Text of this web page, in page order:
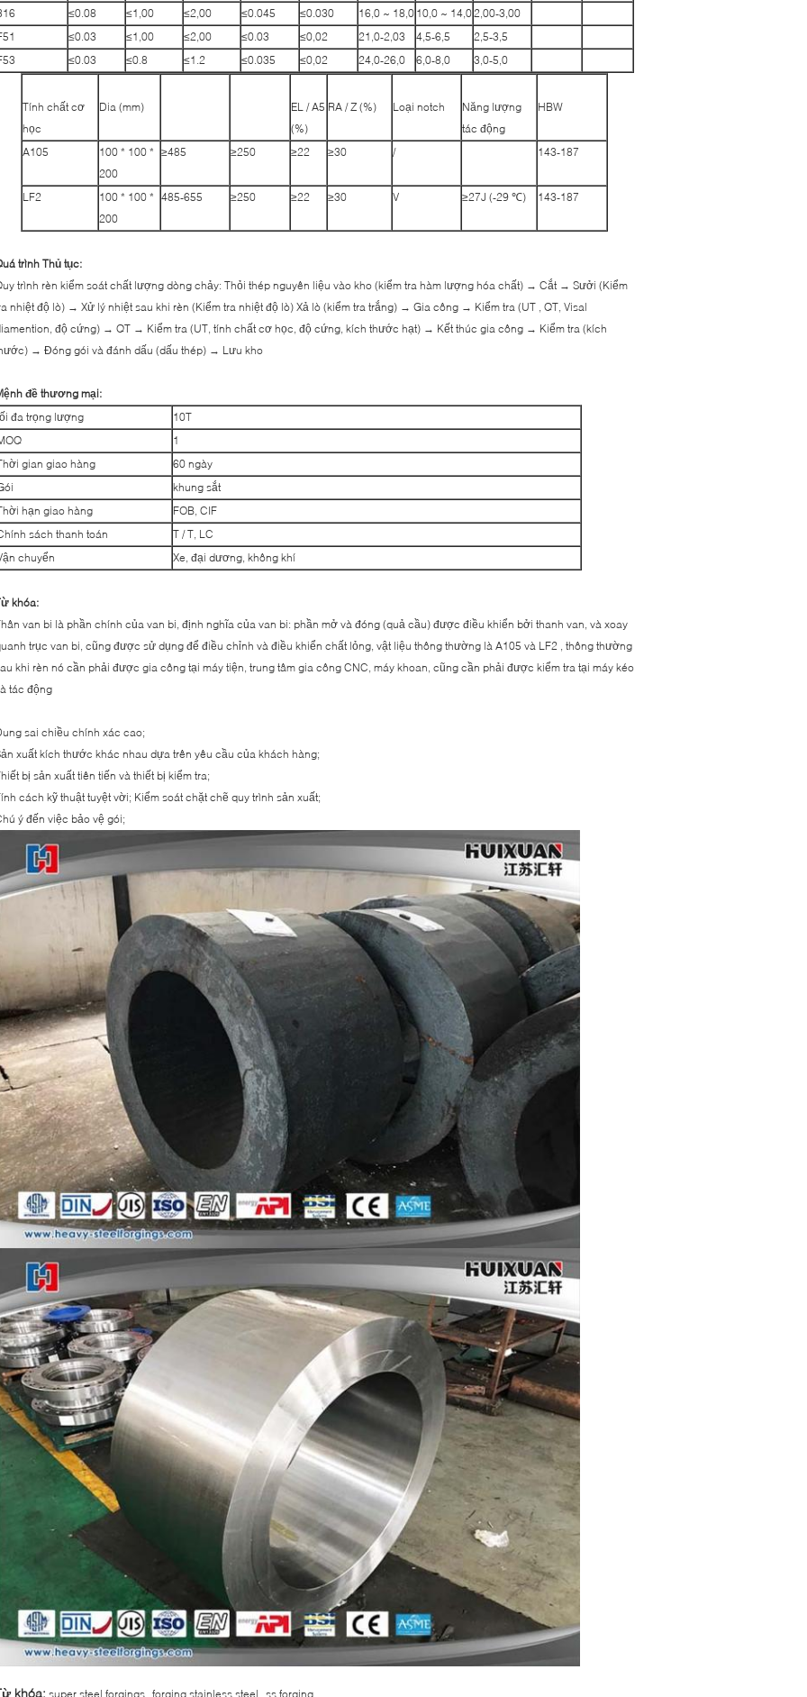
≤0.08 ≤1,00 ≤2,00 ≤0.045 ≤0.030 16,0 ~ 18,0 10,0 ~ 14,02,00-3,00
≤0.03 ≤1,00 ≤2,00 ≤0.03 ≤0,02 21,0-2,03 4,5-6,5
2,5-3,5
≤0.03 ≤0.8 ≤1.2 ≤0.035 ≤0,02 24,0-26,0 6,0-8,0 3,0-5,0
Tính chất cơ
học
Dia (mm)
EL / A5
(%)
RA / Z (%) Loại notch
Năng lượng
tác động
HBW
A105
100 * 100 *
200
≥485 ≥250 ≥22 ≥30 / 143-187
LF2
100 * 100 *
200
485-655 ≥250 ≥22 ≥30 V ≥27J (-29 ℃) 143-187
trình Thủ tục:
trình rèn kiểm soát chất lượng dòng chảy: Thỏi thép nguyên liệu vào kho (kiểm tra hàm lượng hóa chất) → Cắt → Sưởi (Kiểm
nhiệt độ lò) → Xử lý nhiệt sau khi rèn (Kiểm tra nhiệt độ lò) Xả lò (kiểm tra trắng) → Gia công → Kiểm tra (UT , QT, Visal
độ cứng) → QT → Kiểm tra (UT, tính chất cơ học, độ cứng, kích thước hạt) → Kết thúc gia công → Kiểm tra (kích
→ Đóng gói và đánh dấu (dấu thép) → Lưu kho
đề thương mại:
đa trọng lượng
10T
1
gian giao hàng
60 ngày
khung sắt
hạn giao hàng
FOB, CIF
sách thanh toán
T / T, LC
chuyển
Xe, đại dương, không khí
khóa:
van bi là phần chính của van bi, định nghĩa của van bi: phần mở và đóng (quả cầu) được điều khiển bởi thanh van, và xoay
trục van bi, cũng được sử dụng để điều chỉnh và điều khiển chất lỏng, vật liệu thông thường là A105 và LF2 , thông thường
khi rèn nó cần phải được gia công tại máy tiện, trung tâm gia công CNC, máy khoan, cũng cần phải được kiểm tra tại máy kéo
tác động
sai chiều chính xác cao;
xuất kích thước khác nhau dựa trên yêu cầu của khách hàng;
bị sản xuất tiên tiến và thiết bị kiểm tra;
cách kỹ thuật tuyệt vời; Kiểm soát chặt chẽ quy trình sản xuất;
ý đến việc bảo vệ gói;
khóa: super steel forgings forging stainless steel ss forging